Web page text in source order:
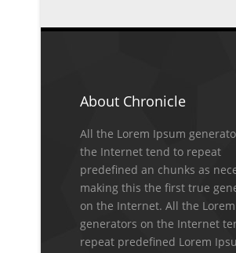
About Chronicle
All the Lorem Ipsum
the Internet tend to repeat
predefined an chunks as
making this the first true
on the Internet. All the
generators on the Internet
repeat predefined Lorem